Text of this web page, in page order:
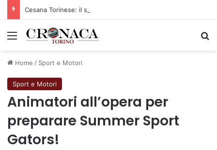
Menu
Home / Sport e Motori
Sport e Motori
Animatori all’opera per
preparare Summer Sport
Gators!